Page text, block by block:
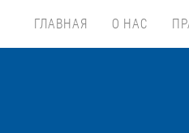
ГЛАВНАЯ О НАС